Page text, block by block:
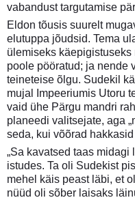
vabandust targutamise
Eldon tõusis suurelt
elutuppa jõudsid. Tema
ülemiseks
poole pööratud; ja nende
teineteise õlgu. Sudekil
mujal Impeeriumis Utoru
vaid ühe Pärgu mandri
planeedi valitsejate, aga
seda, kui võõrad
„Sa kavatsed taas midagi
istudes. Ta oli Sudekist
mehel käis peast läbi, et
nüüd oli sõber laisaks